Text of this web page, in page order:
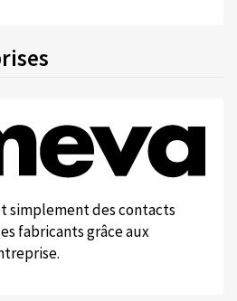
simplement des contacts
fabricants grâce aux